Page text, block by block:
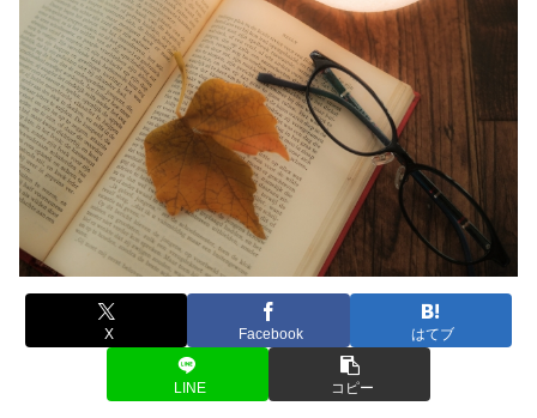
X Facebook はてブ
LINE コピー